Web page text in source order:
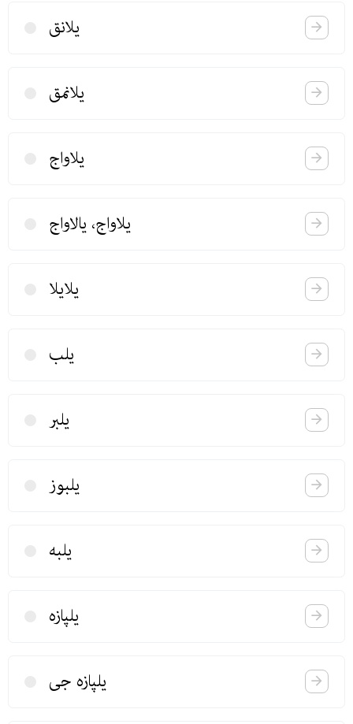
یلانق
یلانمق
یلاواج
یلاواج، یالاواج
یلایلا
یلب
یلبر
یلبوز
یلبه
یلپازه
یلپازه جی